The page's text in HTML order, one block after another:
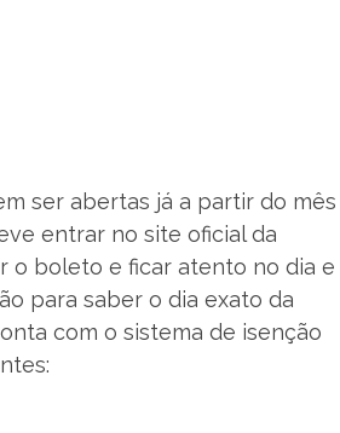
ser abertas já a partir do mês
entrar no site oficial da
o boleto e ficar atento no dia e
para saber o dia exato da
com o sistema de isenção